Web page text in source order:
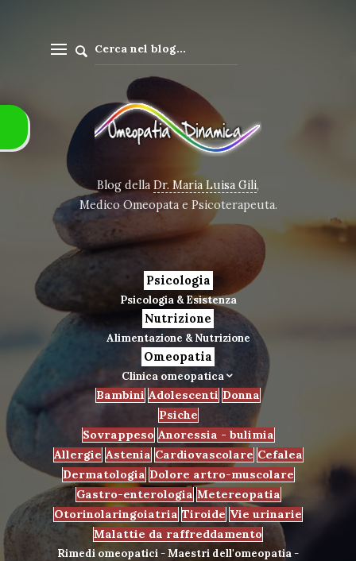
Blog della Dr. Maria Luisa Gili,
Medico Omeopata e Psicoterapeuta.
Psicologia
Psicologia & Esistenza
Nutrizione
Alimentazione & Nutrizione
Omeopatia
Clinica omeopatica
Bambini Adolescenti Donna
Psiche
Sovrappeso Anoressia - bulimia
Allergie Astenia Cardiovascolare Cefalea
Dermatologia Dolore artro-muscolare
Gastro-enterologia Metereopatia
Otorinolaringoiatria Tiroide Vie urinarie
Malattie da raffreddamento
Rimedi omeopatici -Maestri dell'omeopatia-